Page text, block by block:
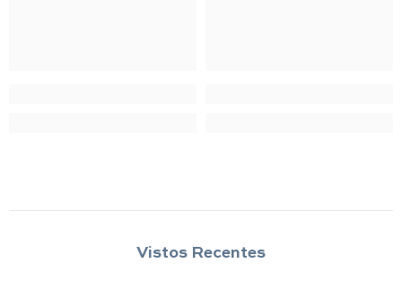
Vistos Recentes